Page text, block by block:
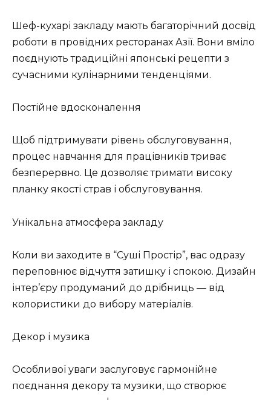
Шеф-кухарі закладу мають багаторічний досвід
роботи в провідних ресторанах Азії. Вони вміло
поєднують традиційні японські рецепти з
сучасними кулінарними тенденціями.
Постійне вдосконалення
Щоб підтримувати рівень обслуговування,
процес навчання для працівників триває
безперервно. Це дозволяє тримати високу
планку якості страв і обслуговування.
Унікальна атмосфера закладу
Коли ви заходите в “Суші Простір”, вас одразу
переповнює відчуття затишку і спокою. Дизайн
інтер’єру продуманий до дрібниць — від
колористики до вибору матеріалів.
Декор і музика
Особливої уваги заслуговує гармонійне
поєднання декору та музики, що створює